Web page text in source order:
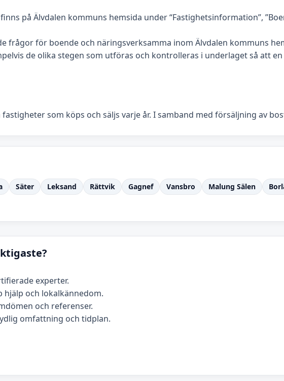
på Älvdalen kommuns hemsida under “Fastighetsinformation”,
frågor för boende och näringsverksamma inom Älvdalen kommuns
de olika stegen som utföras och kontrolleras i underlaget så att
som köps och säljs varje år. I samband med försäljning av
Säter Leksand Rättvik Gagnef Vansbro Malung Sälen
experter.
hjälp och lokalkännedom.
och referenser.
omfattning och tidplan.